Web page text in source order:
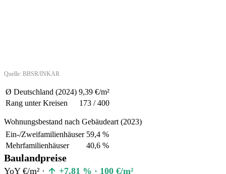
Quelle: BBSR/INKAR
Ø Deutschland (2024) 9,39 €/m²
Rang unter Kreisen
173 / 400
Wohnungsbestand nach Gebäudeart (2023)
Ein-/Zweifamilienhäuser 59,4 %
Mehrfamilienhäuser
40,6 %
Baulandpreise
YoY €/m² · +7,81 % · 100 €/m²